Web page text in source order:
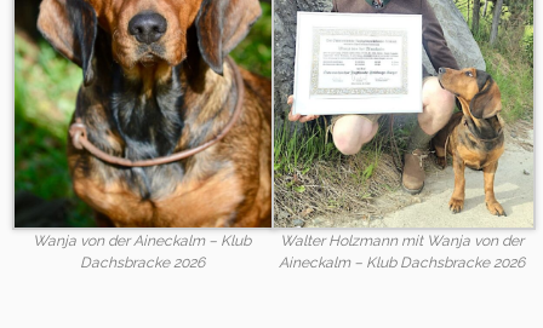
Wanja von der Aineckalm – Klub
Dachsbracke 2026
Walter Holzmann mit Wanja von der
Aineckalm – Klub Dachsbracke 2026